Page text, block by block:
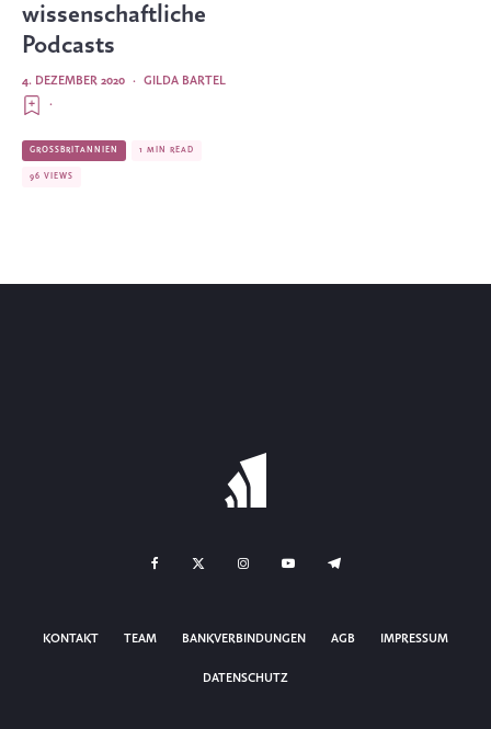
wissenschaftliche
Podcasts
GILDA BARTEL
·
4. DEZEMBER 2020
·
GROSSBRITANNIEN 1 MIN READ
96 VIEWS
KONTAKT TEAM BANKVERBINDUNGEN AGB IMPRESSUM
DATENSCHUTZ